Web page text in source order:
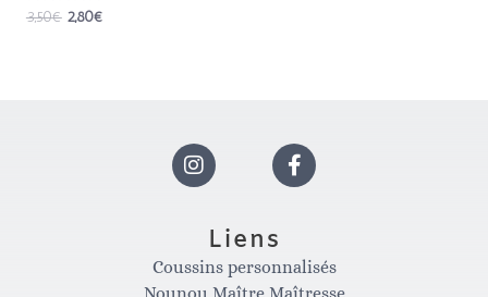
Note
3,50€ 2,80€
I
n
F
Liens
Coussins personnalisés